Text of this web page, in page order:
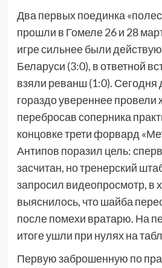
Два первых поединка
прошли в Гомеле 26 и 28
игре сильнее были
Беларуси (3:0), в ответной
взяли реванш (1:0).
гораздо увереннее провели
перебросав соперника
концовке трети форвард
Антипов поразил цель:
засчитан, но тренерский
запросил видеопросмотр, в
выяснилось, что шайба
после помехи вратарю. На
итоге ушли при нулях на
Первую заброшенную по